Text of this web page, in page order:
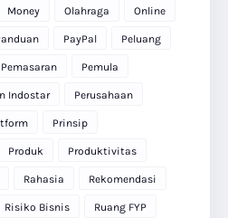
Money Olahraga Online
PayPal Peluang
Pemasaran Pemula
Indostar Perusahaan
Prinsip
Produk Produktivitas
Rahasia Rekomendasi
Risiko Bisnis Ruang FYP